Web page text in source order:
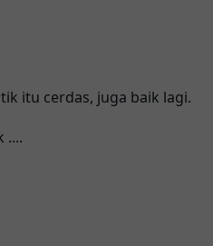
itu cerdas, juga baik lagi.
....